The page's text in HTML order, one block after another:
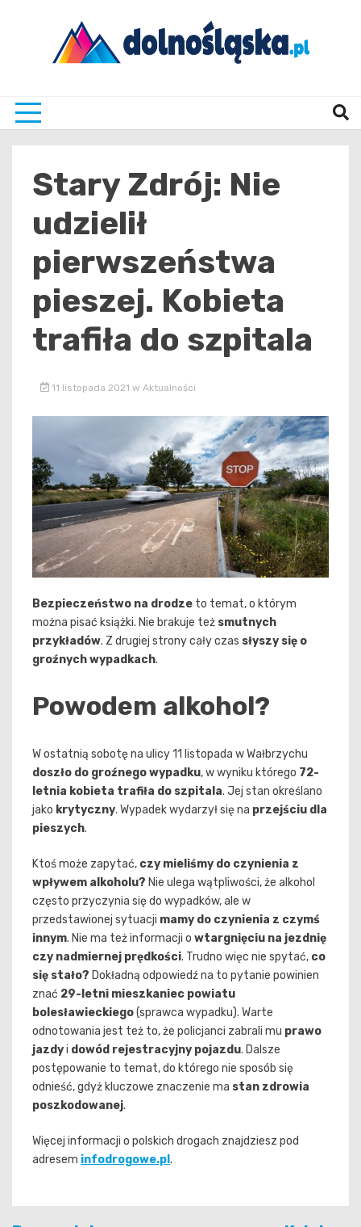
Stary Zdrój: Nie
udzielił
pierwszeństwa
pieszej. Kobieta
trafiła do szpitala
11 listopada 2021 w Aktualności
Bezpieczeństwo na drodze to temat, o którym
można pisać książki. Nie brakuje też smutnych
przykładów. Z drugiej strony cały czas słyszy się o
groźnych wypadkach.
Powodem alkohol?
W ostatnią sobotę na ulicy 11 listopada w Wałbrzychu
doszło do groźnego wypadku, w wyniku którego 72-
letnia kobieta trafiła do szpitala. Jej stan określano
jako krytyczny. Wypadek wydarzył się na przejściu dla
pieszych.
Ktoś może zapytać, czy mieliśmy do czynienia z
wpływem alkoholu? Nie ulega wątpliwości, że alkohol
często przyczynia się do wypadków, ale w
przedstawionej sytuacji mamy do czynienia z czymś
innym. Nie ma też informacji o wtargnięciu na jezdnię
czy nadmiernej prędkości. Trudno więc nie spytać, co
się stało? Dokładną odpowiedź na to pytanie powinien
znać 29-letni mieszkaniec powiatu
bolesławieckiego(sprawca wypadku). Warte
odnotowania jest też to, że policjanci zabrali mu prawo
jazdyi dowód rejestracyjny pojazdu. Dalsze
postępowanie to temat, do którego nie sposób się
odnieść, gdyż kluczowe znaczenie ma stan zdrowia
poszkodowanej.
Więcej informacji o polskich drogach znajdziesz pod
adresem infodrogowe.pl .